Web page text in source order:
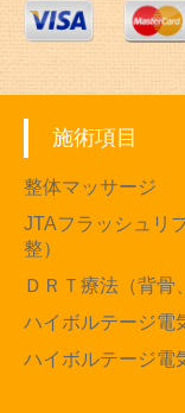
施術項目
整体マッサージ
JTAフラッシュリ
整）
ＤＲＴ療法（背骨
ハイボルテージ電
ハイボルテージ電